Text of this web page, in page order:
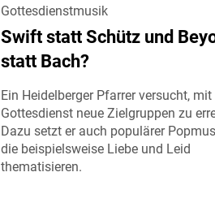
Gottesdienstmusik
Swift statt Schütz und
statt Bach?
Ein Heidelberger Pfarrer versucht, mit
Gottesdienst neue Zielgruppen zu
Dazu setzt er auch populärer
die beispielsweise Liebe und Leid
thematisieren.